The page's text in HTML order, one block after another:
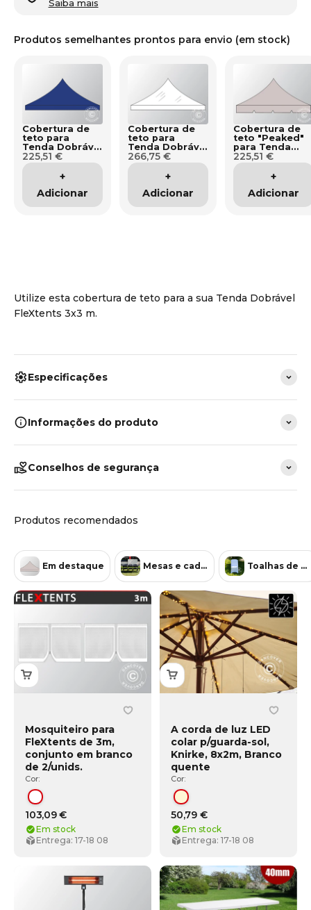
Utilize esta cobertura de teto para a sua Tenda Dobrável
FleXtents 3x3 m.
Especificações
Informações do produto
Conselhos de segurança
Saiba mais
Produtos semelhantes prontos para envio (em stock)
Cobertura de
teto para
Tenda Dobrável
FleXtents
225,51 €
+
Adicionar
Cobertura de
teto para
Tenda Dobrável
FleXtents PVC,
Transparente
266,75 €
+
Adicionar
Cobertura de
teto "Peaked"
para Tenda
Dobrável
3x3m, Latte
225,51 €
+
Adicionar
Em destaque Mesas e cadeiras Toalhas de
Mosquiteiro para
FleXtents de 3m,
conjunto em branco
de 2/unids.
Cor:
Branco
103,09 €
Em stock
Entrega: 17-18 08
A corda de luz LED
colar p/guarda-sol,
Knirke, 8x2m, Branco
quente
Cor:
Branco Quente
50,79 €
Em stock
Entrega: 17-18 08